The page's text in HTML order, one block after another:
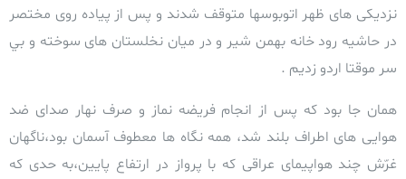
نزدیکی های ظهر اتوبوسها متوقف شدند و پس از پیاده روی مختصر
در حاشیه رود خانه بهمن شیر و در ميان نخلستان های سوخته و بي
سر موقتا اردو زدیم .
همان جا بود که پس از انجام فریضه نماز و صرف نهار صدای ضد
هوايی های اطراف بلند شد، همه نگاه ها معطوف آسمان بود،ناگهان
غرّش چند هواپیمای عراقی که با پرواز در ارتفاع پايين،به حدی که